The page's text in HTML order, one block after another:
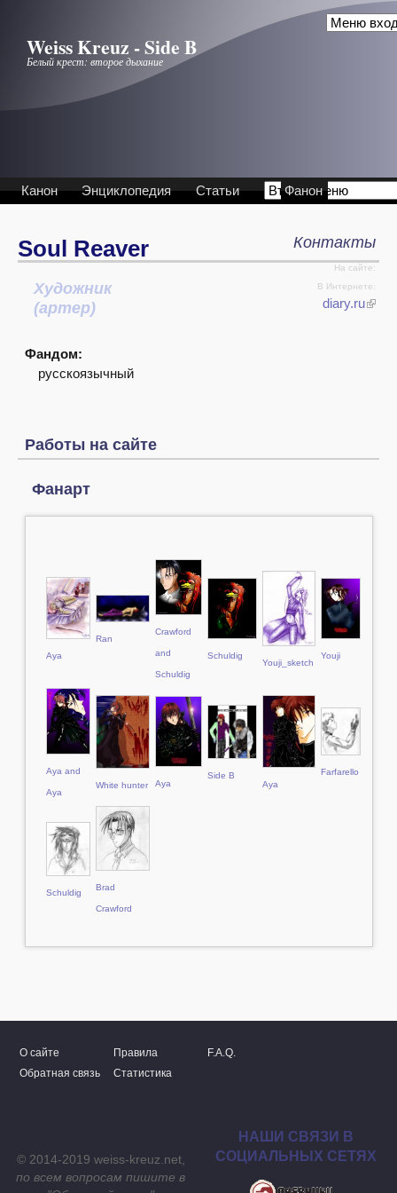
Weiss Kreuz - Side B
Белый крест: второе дыхание
Канон Энциклопедия Статьи Фанон
Soul Reaver
Художник
(артер)
Фандом:
русскоязычный
Контакты
На сайте:
В Интернете:
diary.ru
Работы на сайте
Фанарт
Aya
Ran
Crawford
and
Schuldig
Schuldig
Youji_sketch
Youji
Aya and
Aya
White hunter Aya
Side B
Aya
Farfarello
Schuldig
Brad
Crawford
О сайте Правила
F.A.Q.
Обратная связь
Статистика
© 2014-2019 weiss-kreuz.net,
по всем вопросам пишите в
НАШИ СВЯЗИ В
СОЦИАЛЬНЫХ СЕТЯХ